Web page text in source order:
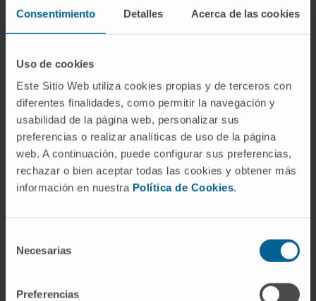
Consentimiento Detalles Acerca de las cookies
Uso de cookies
Este Sitio Web utiliza cookies propias y de terceros con
diferentes finalidades, como permitir la navegación y
usabilidad de la página web, personalizar sus
preferencias o realizar analíticas de uso de la página
web. A continuación, puede configurar sus preferencias,
rechazar o bien aceptar todas las cookies y obtener más
información en nuestra Política de Cookies.
Necesarias
Preferencias
deben descongelar en un sitio caliente o
Las piezas grandes de carne pueden
comenzar a descongelarse fuera del
frigorífico en un lugar fresco y aireado y,
cuando la parte externa está descongelada,
deben terminar de descongelarse en el
frigorífico.
Los productos deben colocarse en un
recipiente impermeable y limpio para evitar
Las verduras y hortalizas se pueden cocinar
que carnes y pescados deben ser